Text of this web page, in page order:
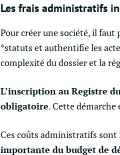
Les frais administratifs
Pour créer une société, il faut
*statuts et authentifie les
complexité du dossier et la
L’inscription au Registre
obligatoire. Cette démarche
Ces coûts administratifs
importante du budget de